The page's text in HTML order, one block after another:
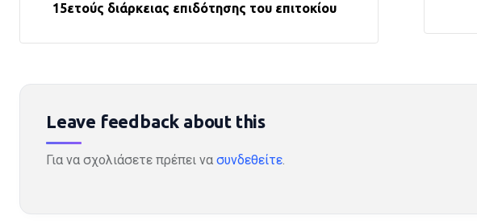
15ετούς διάρκειας επιδότησης του επιτοκίου
Leave feedback about this
Για να σχολιάσετε πρέπει να συνδεθείτε.